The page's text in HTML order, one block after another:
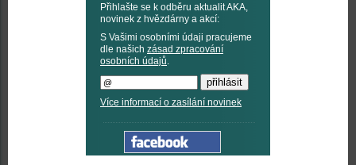
Přihlašte se k odběru aktualit AKA,
novinek z hvězdárny a akcí:
S Vašimi osobními údaji pracujeme
dle našich zásad zpracování
osobních údajů.
Více informací o zasílání novinek